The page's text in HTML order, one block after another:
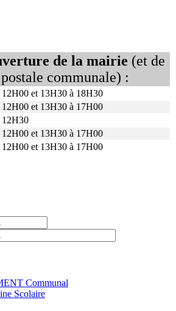
de la mairie (et de
communale) :
et 13H30 à 18H30
et 13H30 à 17H00
12H30
et 13H30 à 17H00
et 13H30 à 17H00
Communal
Scolaire